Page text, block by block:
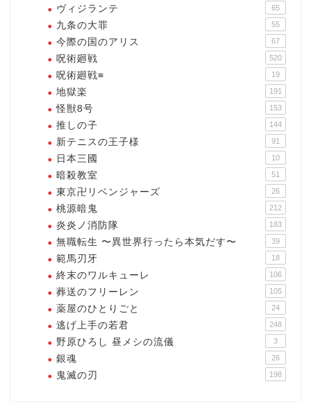
ヴィジランテ 65
九条の大罪 55
今際の国のアリス 67
呪術廻戦 520
呪術廻戦≡ 19
地獄楽 191
怪獣8号 153
推しの子 144
新テニスの王子様 91
日本三國 10
暗殺教室 51
東京卍リベンジャーズ 26
桃源暗鬼 212
炎炎ノ消防隊 183
無職転生 〜異世界行ったら本気だす〜 39
範馬刃牙 18
終末のワルキューレ 106
葬送のフリーレン 105
薬屋のひとりごと 24
逃げ上手の若君 248
野原ひろし 昼メシの流儀 3
銀魂 26
鬼滅の刃 198